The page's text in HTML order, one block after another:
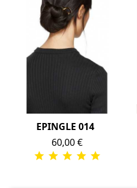
EPINGLE 014
Prix
60,00 €